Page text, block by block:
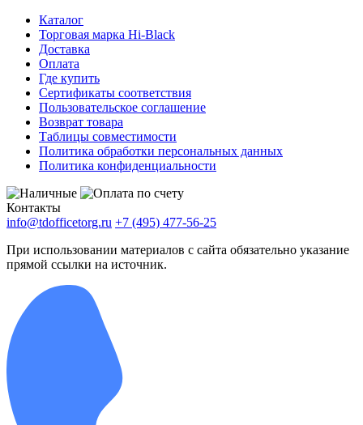
Каталог
Торговая марка Hi-Black
Доставка
Оплата
Где купить
Сертификаты соответствия
Пользовательское соглашение
Возврат товара
Таблицы совместимости
Политика обработки персональных данных
Политика конфиденциальности
Контакты
info@tdofficetorg.ru +7 (495) 477-56-25
При использовании материалов с сайта обязательно указание
прямой ссылки на источник.